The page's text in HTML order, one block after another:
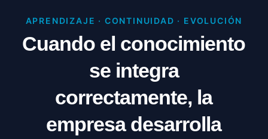
APRENDIZAJE · CONTINUIDAD · EVOLUCIÓN
Cuando el conocimiento
se integra
correctamente, la
empresa desarrolla